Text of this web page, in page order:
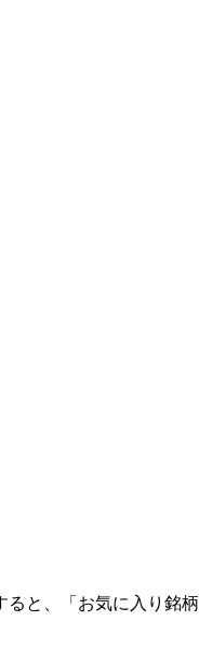
と、「お気に入り銘